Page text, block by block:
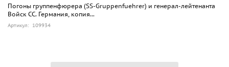
Погоны группенфюрера (SS-Gruppenfuehrer) и генерал-лейтенанта
Войск СС. Германия, копия...
Артикул: 109934